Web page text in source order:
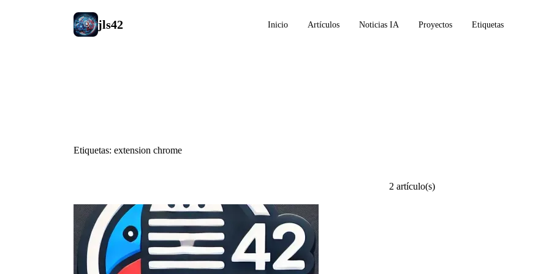
jls42 Inicio Artículos Noticias IA Proyectos Etiquetas
Etiquetas: extension chrome
2 artículo(s)